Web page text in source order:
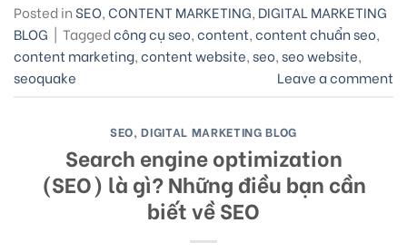
Posted in SEO,CONTENT MARKETING, DIGITAL MARKETING
BLOG | Taggedcông cụ seo,content,content chuẩn seo,
content marketing,content website,seo,seo website,
seoquake
Leave a comment
SEO,DIGITAL MARKETING BLOG
Search engine optimization
(SEO) là gì? Những điều bạn cần
biết về SEO